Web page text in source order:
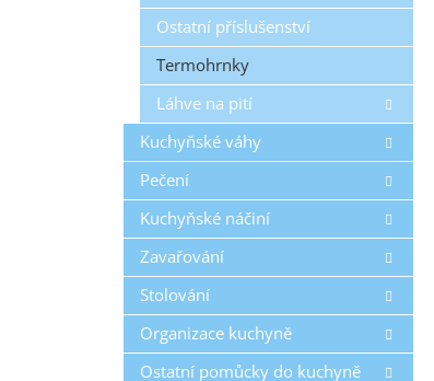
Ostatní příslušenství
Termohrnky
Láhve na pití
Kuchyňské váhy
Pečení
Kuchyňské náčiní
Zavařování
Stolování
Organizace kuchyně
Ostatní pomůcky do kuchyně